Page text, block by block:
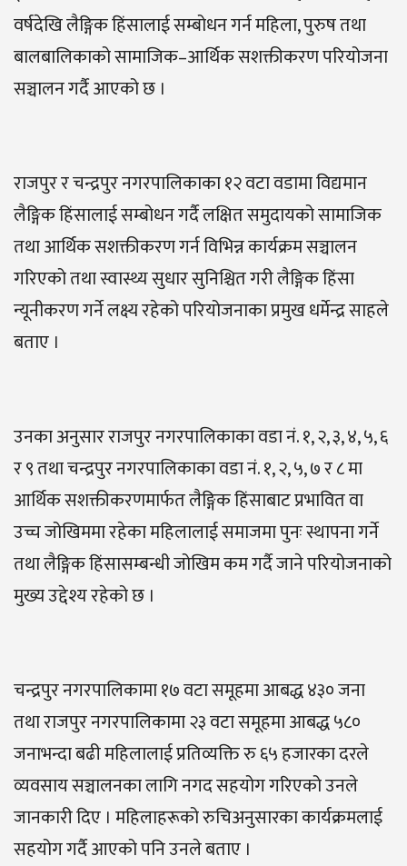
वर्षदेखि लैङ्गिक हिंसालाई सम्बोधन गर्न महिला, पुरुष तथा
बालबालिकाको सामाजिक–आर्थिक सशक्तीकरण परियोजना
सञ्चालन गर्दै आएको छ ।
राजपुर र चन्द्रपुर नगरपालिकाका १२ वटा वडामा विद्यमान
लैङ्गिक हिंसालाई सम्बोधन गर्दै लक्षित समुदायको सामाजिक
तथा आर्थिक सशक्तीकरण गर्न विभिन्न कार्यक्रम सञ्चालन
गरिएको तथा स्वास्थ्य सुधार सुनिश्चित गरी लैङ्गिक हिंसा
न्यूनीकरण गर्ने लक्ष्य रहेको परियोजनाका प्रमुख धर्मेन्द्र साहले
बताए ।
उनका अनुसार राजपुर नगरपालिकाका वडा नं. १, २, ३, ४, ५, ६
र ९ तथा चन्द्रपुर नगरपालिकाका वडा नं. १, २, ५, ७ र ८ मा
आर्थिक सशक्तीकरणमार्फत लैङ्गिक हिंसाबाट प्रभावित वा
उच्च जोखिममा रहेका महिलालाई समाजमा पुनः स्थापना गर्ने
तथा लैङ्गिक हिंसासम्बन्धी जोखिम कम गर्दै जाने परियोजनाको
मुख्य उद्देश्य रहेको छ ।
चन्द्रपुर नगरपालिकामा १७ वटा समूहमा आबद्ध ४३० जना
तथा राजपुर नगरपालिकामा २३ वटा समूहमा आबद्ध ५८०
जनाभन्दा बढी महिलालाई प्रतिव्यक्ति रु ६५ हजारका दरले
व्यवसाय सञ्चालनका लागि नगद सहयोग गरिएको उनले
जानकारी दिए । महिलाहरूको रुचिअनुसारका कार्यक्रमलाई
सहयोग गर्दै आएको पनि उनले बताए ।